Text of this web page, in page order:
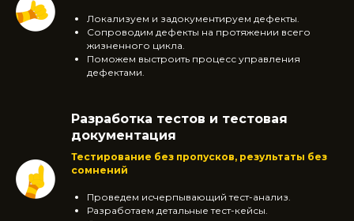
Локализуем и задокументируем дефекты.
Сопроводим дефекты на протяжении всего
жизненного цикла.
Поможем выстроить процесс управления
дефектами.
Разработка тестов и тестовая
документация
Тестирование без пропусков, результаты без
сомнений
Проведем исчерпывающий тест-анализ.
Разработаем детальные тест-кейсы.